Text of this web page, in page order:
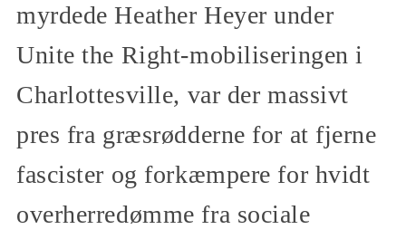
myrdede Heather Heyer under
Unite the Right-mobiliseringen i
Charlottesville, var der massivt
pres fra græsrødderne for at fjerne
fascister og forkæmpere for hvidt
overherredømme fra sociale